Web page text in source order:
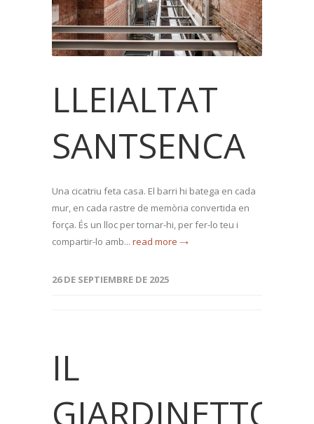
LLEIALTAT
SANTSENCA
Una cicatriu feta casa. El barri hi batega en cada
mur, en cada rastre de memòria convertida en
força. És un lloc per tornar-hi, per fer-lo teu i
compartir-lo amb... read more →
26 DE SEPTIEMBRE DE 2025
IL
GIARDINETTO